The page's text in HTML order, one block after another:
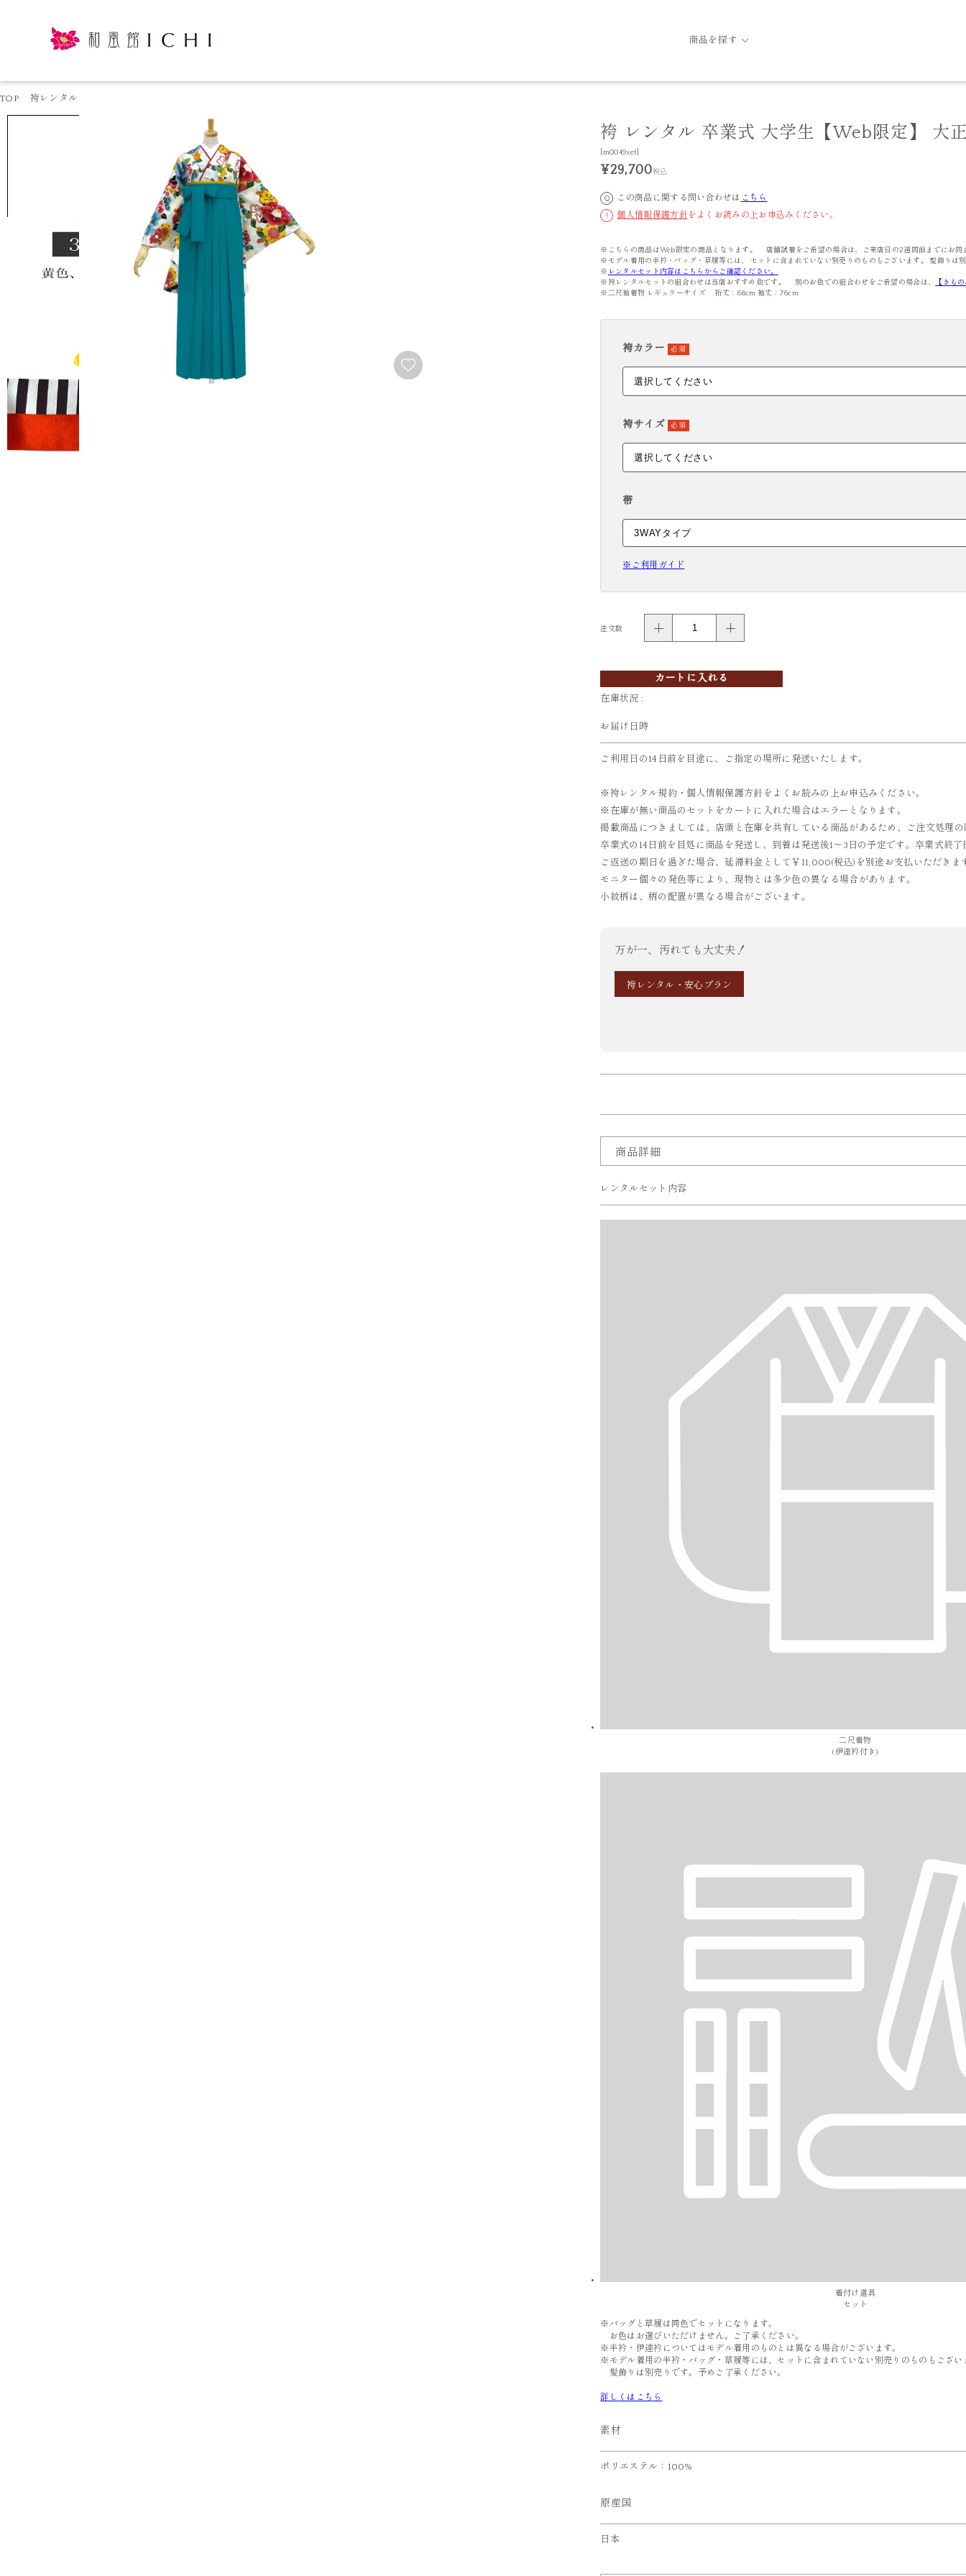
商品を探す
FURISODE RENTAL
袴レンタル
TOP 袴レンタル
袴 レンタル 卒業式 大学生【Web限定】 大
[m0049set]
¥29,700税込
Q この商品に関する問い合わせは こちら
! 個人情報保護方針をよくお読みの上お申込みください。
※こちらの商品はWeb限定の商品となります。 店舗試着をご希望の場合は、ご来店日の2週間前までにお問
※モデル着用の半衿・バッグ・草履等には、 セットに含まれていない別売りのものもございます。 髪飾りは
※ レンタルセット内容はこちらからご確認ください。
※袴レンタルセットの組合わせは当店おすすめ色です。 別のお色での組合わせをご希望の場合は、
【きも
※二尺袖着物 レギュラーサイズ 裄丈：68cm 袖丈：76cm
袴カラー 必須
袴サイズ 必須
帯
※ご利用ガイド
注文数
カートに入れる
在庫状況 :
お届け日時
ご利用日の14日前を目途に、ご指定の場所に発送いたします。
※袴レンタル規約・個人情報保護方針をよくお読みの上お申込みください。
※在庫が無い商品のセットをカートに入れた場合はエラーとなります。
掲載商品につきましては、店頭と在庫を共有している商品があるため、ご注文処理
卒業式の14日前を目処に商品を発送し、到着は発送後1～3日の予定です。卒業式終
ご返送の期日を過ぎた場合、延滞料金として￥11,000(税込)を別途お支払いただきま
モニター個々の発色等により、現物とは多少色の異なる場合があります。
小紋柄は、柄の配置が異なる場合がございます。
万が一、汚れても大丈夫！
袴レンタル・安心プラン
商品詳細
レンタルセット内容
二尺着物
(伊達衿付き)
着付け道具
セット
※バッグと草履は同色でセットになります。
お色はお選びいただけません。ご了承ください。
※半衿・伊達衿についてはモデル着用のものとは異なる場合がございます。
※モデル着用の半衿・バッグ・草履等には、セットに含まれていない別売りのものもござい
髪飾りは別売りです。予めご了承ください。
詳しくはこちら
素材
ポリエステル：100%
原産国
日本